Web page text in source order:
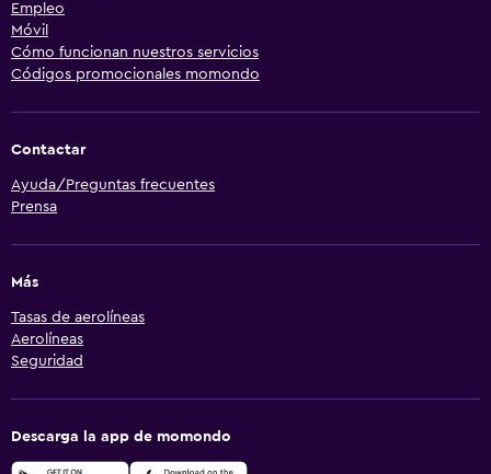
Empleo
Móvil
Cómo funcionan nuestros servicios
Códigos promocionales momondo
Contactar
Ayuda/Preguntas frecuentes
Prensa
Más
Tasas de aerolíneas
Aerolíneas
Seguridad
Descarga la app de momondo